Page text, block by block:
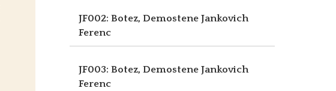
JF002: Botez, Demostene Jankovich
Ferenc
JF003: Botez, Demostene Jankovich
Ferenc